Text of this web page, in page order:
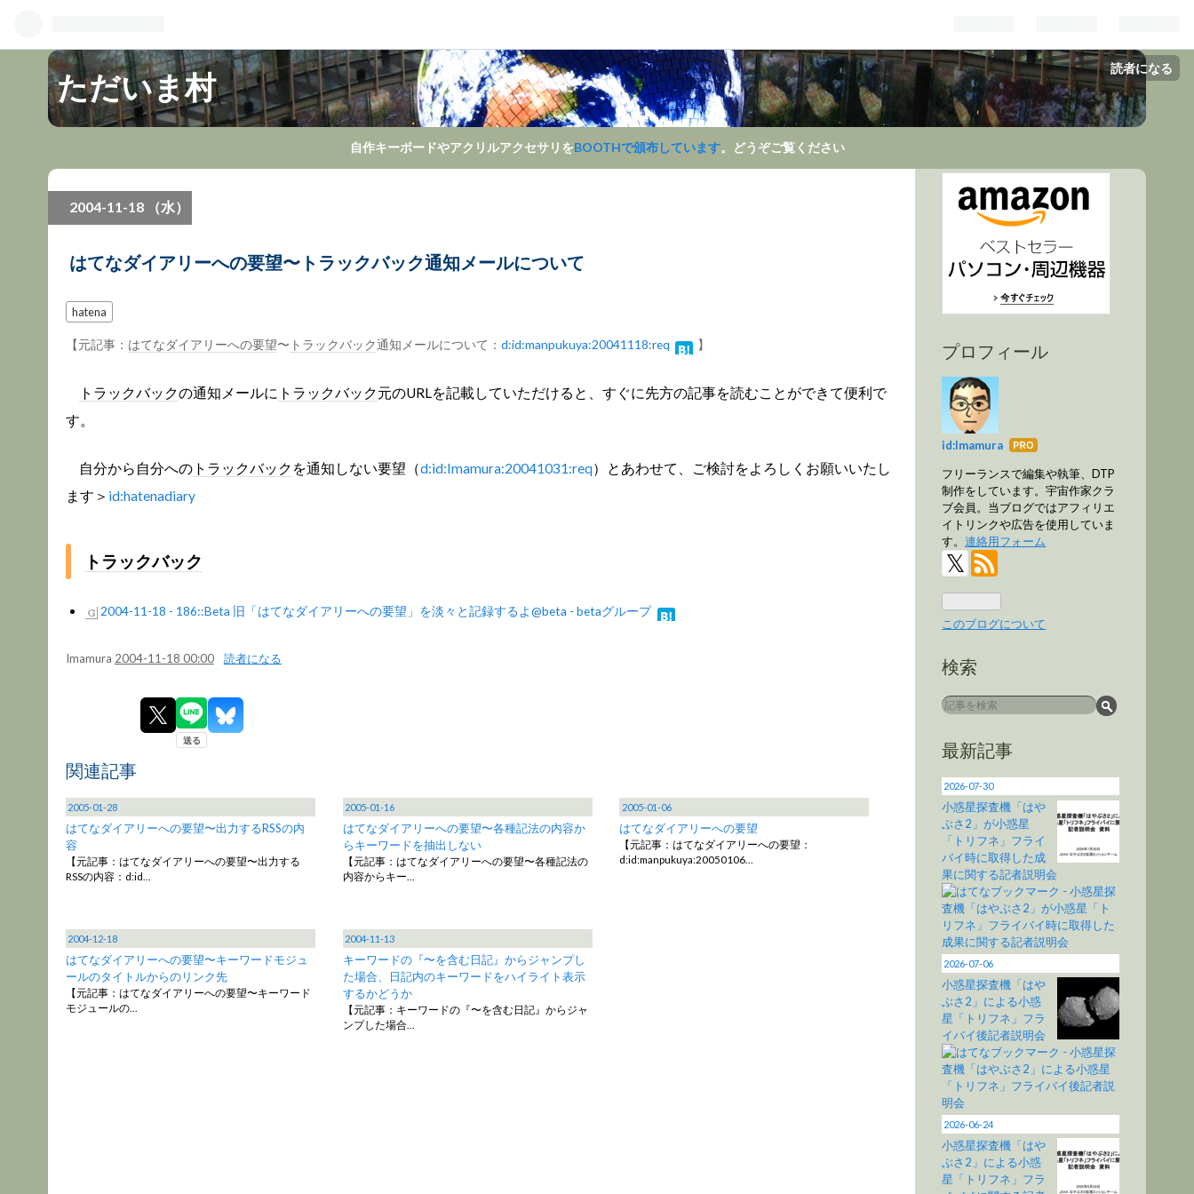
読者になる
ただいま村
自作キーボードやアクリルアクセサリをBOOTHで頒布しています。どうぞご覧ください
2004-11 -18 （水）
はてなダイアリーへの要望〜トラックバック通知メールについて
hatena
【元記事： はてなダイアリーへの要望〜 トラックバック通知メールについて： d:id:manpukuya:20041118:req 】
トラックバックの通知メールに トラックバック元のURLを記載していただけると、すぐに先方の記事を読むことができて便利で
す。
自分から自分への トラックバック を通知しない要望（d:id:Imamura:20041031:req）とあわせて、ご検討をよろしくお願いいたし
ます＞ id:hatenadiary
トラックバック
2004-11-18 - 186::Beta 旧「はてなダイアリーへの要望」を淡々と記録するよ@beta - betaグループ
Imamura 2004-11-18 00:00 読者になる
関連記事
2005-01-28
はてなダイアリーへの要望〜出力するRSSの内
容
【元記事：はてなダイアリーへの要望〜出力する
RSSの内容：d:id…
2005-01-16
はてなダイアリーへの要望〜各種記法の内容か
らキーワードを抽出しない
【元記事：はてなダイアリーへの要望〜各種記法の
内容からキー…
2005-01-06
はてなダイアリーへの要望
【元記事：はてなダイアリーへの要望：
d:id:manpukuya:20050106…
2004-12-18
はてなダイアリーへの要望〜キーワードモジュ
ールのタイトルからのリンク先
【元記事：はてなダイアリーへの要望〜キーワード
モジュールの…
2004-11-13
キーワードの『〜を含む日記』からジャンプし
た場合、日記内のキーワードをハイライト表示
するかどうか
【元記事：キーワードの『〜を含む日記』からジャ
ンプした場合…
プロフィール
id:Imamura はて
ログ
Pro
フリーランスで編集や執筆、DTP
制作をしています。宇宙作家クラ
ブ会員。当ブログではアフィリエ
イトリンクや広告を使用していま
す。連絡用フォーム
このブログについて
検索
最新記事
2026-07-30
小惑星探査機「はや
ぶさ2」が小惑星
「トリフネ」フライ
バイ時に取得した成
果に関する記者説明会
2026-07-06
小惑星探査機「はや
ぶさ2」による小惑
星「トリフネ」フラ
イバイ後記者説明会
2026-06-24
小惑星探査機「はや
ぶさ2」による小惑
星「トリフネ」フラ